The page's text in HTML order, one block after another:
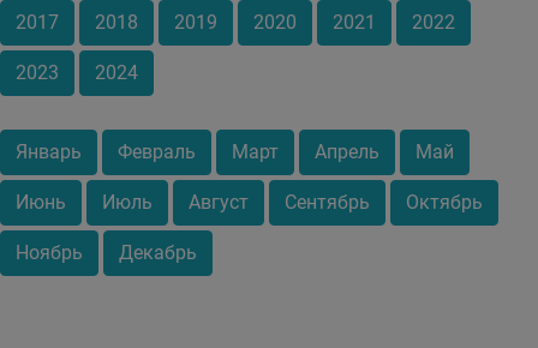
2017 2018 2019 2020 2021 2022
2023 2024
Январь Февраль Март Апрель Май
Июнь Июль Август Сентябрь Октябрь
Ноябрь Декабрь